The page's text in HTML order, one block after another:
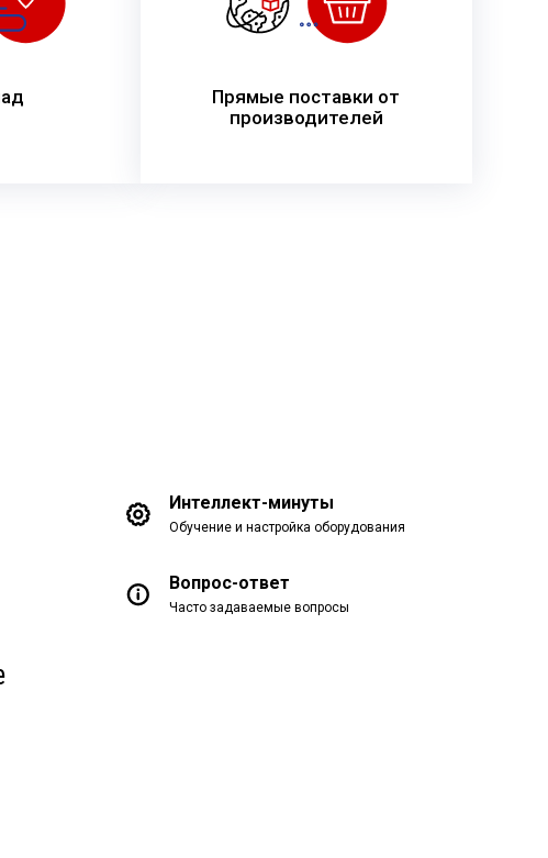
Прямые поставки от
производителей
Интеллект-минуты
Обучение и настройка оборудования
Вопрос-ответ
Часто задаваемые вопросы